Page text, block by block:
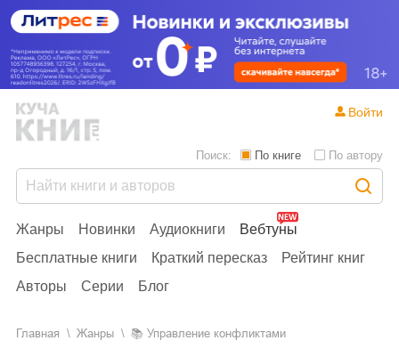
Жанры Новинки Аудиокниги
Вебтуны
Бесплатные книги
Краткий пересказ
Рейтинг книг
Авторы
Серии Блог
Поиск: По книге По автору
Войти
Главная Жанры Управление конфликтами